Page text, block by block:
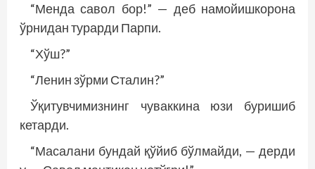
“Менда савол бор!” — деб намойишкорона
ўрнидан турарди Парпи.
“Хўш?”
“Ленин зўрми Сталин?”
Ўқитувчимизнинг чуваккина юзи буришиб
кетарди.
“Масалани бундай қўйиб бўлмайди, — дерди